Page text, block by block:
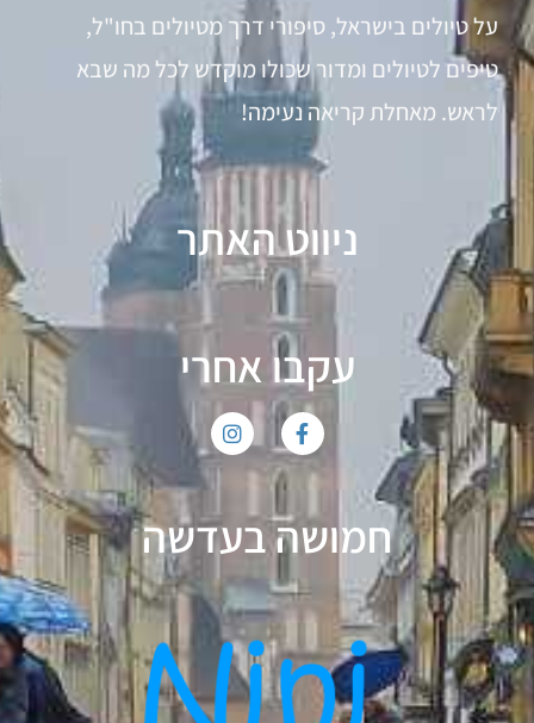
על טיולים בישראל, סיפורי דרך מטיולים בחו"ל,
טיפים לטיולים ומדור שכולו מוקדש לכל מה שבא
לראש. מאחלת קריאה נעימה!
ניווט האתר
עקבו אחרי
חמושה בעדשה